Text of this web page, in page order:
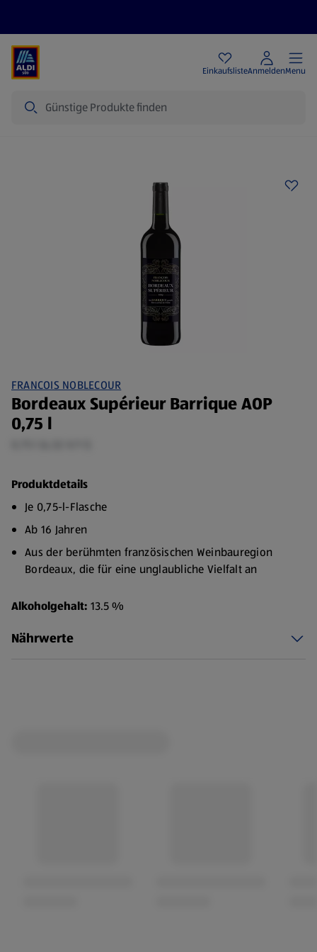
EinkaufslisteAnmeldenMenu
FRANCOIS NOBLECOUR
Bordeaux Supérieur Barrique AOP
0,75 l
Produktdetails
Je 0,75-l-Flasche
Ab 16 Jahren
Aus der berühmten französischen Weinbauregion
Bordeaux, die für eine unglaubliche Vielfalt an
überzeugen Sie sich selbst von der Qualität dieses
Alkoholgehalt: 13.5 %
Nährwerte